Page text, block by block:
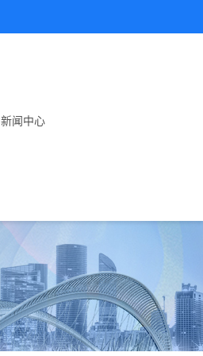
新闻中心